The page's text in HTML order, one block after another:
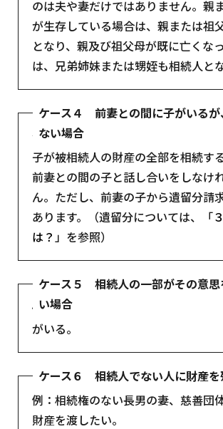
のは夫や妻だけではありません。親
が生存している場合は、親または祖
となり、親及び祖父母が既に亡くな
は、兄弟姉妹または甥姪も相続人とな
ケース４ 前妻との間に子がいるが
ない場合
注意：前妻との間の子も相続人となる
子が被相続人の財産の全部を相続す
前妻との間の子と話し合いをしなけ
ん。ただし、前妻の子から遺留分請
あります。（遺留分については、「
は？」を参照）
ケース５ 相続人の一部がその意思
い場合
例：相続人に認知症を患っている方、
がいる。
ケース６ 相続人でない人に財産を
例：相続権のない長男の妻、慈善団
財産を渡したい。